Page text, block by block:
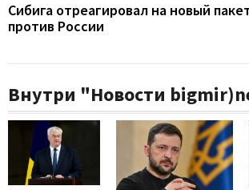
Сибига отреагировал на новый
против России
Внутри "Новости